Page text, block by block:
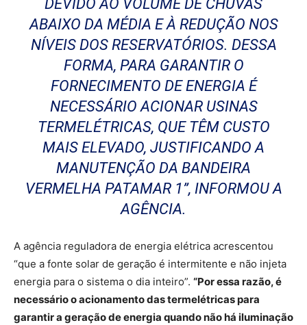
DEVIDO AO VOLUME DE CHUVAS
ABAIXO DA MÉDIA E À REDUÇÃO NOS
NÍVEIS DOS RESERVATÓRIOS. DESSA
FORMA, PARA GARANTIR O
FORNECIMENTO DE ENERGIA É
NECESSÁRIO ACIONAR USINAS
TERMELÉTRICAS, QUE TÊM CUSTO
MAIS ELEVADO, JUSTIFICANDO A
MANUTENÇÃO DA BANDEIRA
VERMELHA PATAMAR 1”, INFORMOU A
AGÊNCIA.
A agência reguladora de energia elétrica acrescentou
“que a fonte solar de geração é intermitente e não injeta
energia para o sistema o dia inteiro”. “Por essa razão, é
necessário o acionamento das termelétricas para
garantir a geração de energia quando não há iluminação